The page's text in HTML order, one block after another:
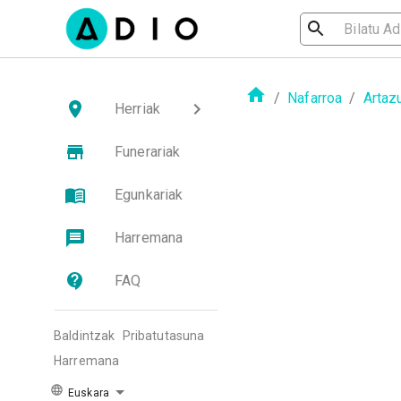
Herriak
Funerariak
Egunkariak
Harremana
FAQ
Baldintzak
Pribatutasuna
Harremana
Euskara
/ Nafarroa /